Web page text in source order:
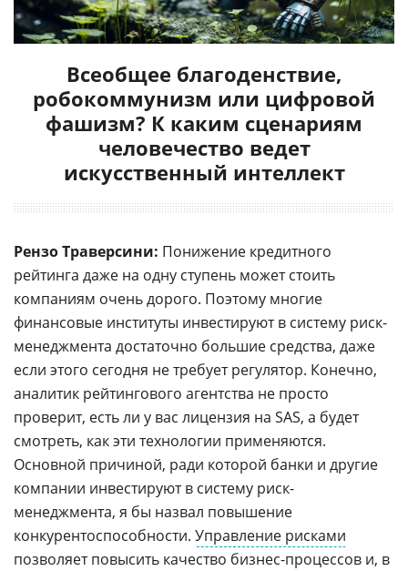
Всеобщее благоденствие,
робокоммунизм или цифровой
фашизм? К каким сценариям
человечество ведет
искусственный интеллект
Рензо Траверсини: Понижение кредитного
рейтинга даже на одну ступень может стоить
компаниям очень дорого. Поэтому многие
финансовые институты инвестируют в систему риск-
менеджмента достаточно большие средства, даже
если этого сегодня не требует регулятор. Конечно,
аналитик рейтингового агентства не просто
проверит, есть ли у вас лицензия на SAS, а будет
смотреть, как эти технологии применяются.
Основной причиной, ради которой банки и другие
компании инвестируют в систему риск-
менеджмента, я бы назвал повышение
конкурентоспособности. Управление рисками
позволяет повысить качество бизнес-процессов и, в